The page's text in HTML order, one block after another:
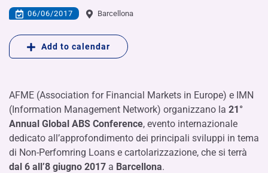
06/06/2017 Barcellona
Add to calendar
AFME (Association for Financial Markets in Europe) e IMN
(Information Management Network) organizzano la 21°
Annual Global ABS Conference, evento internazionale
dedicato all’approfondimento dei principali sviluppi in tema
di Non-Perfomring Loans e cartolarizzazione, che si terrà
dal 6 all’8 giugno 2017 a Barcellona.